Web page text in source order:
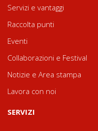
Servizi e vantaggi
Raccolta punti
Eventi
Collaborazioni e Festival
Notizie e Area stampa
Lavora con noi
SERVIZI